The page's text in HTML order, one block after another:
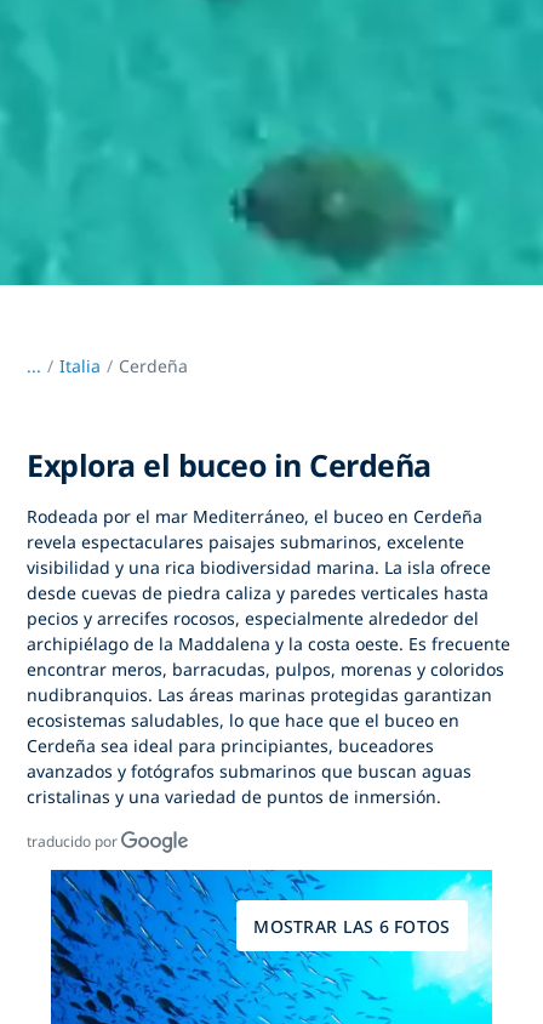
... / Italia Cerdeña
Explora el buceo in Cerdeña
Rodeada por el mar Mediterráneo,el buceo en Cerdeña
revela espectaculares paisajes submarinos, excelente
visibilidad y una rica biodiversidad marina. La isla ofrece
desde cuevas de piedra caliza y paredes verticales hasta
pecios y arrecifes rocosos, especialmente alrededor del
archipiélago de la Maddalena y la costa oeste. Es frecuente
encontrar meros, barracudas, pulpos, morenas y coloridos
nudibranquios. Las áreas marinas protegidas garantizan
ecosistemas saludables, lo que hace queel buceo en
Cerdeña sea ideal para principiantes, buceadores
avanzados y fotógrafos submarinos que buscan aguas
cristalinas y una variedad de puntos de inmersión.
traducido por
MOSTRAR LAS 6 FOTOS